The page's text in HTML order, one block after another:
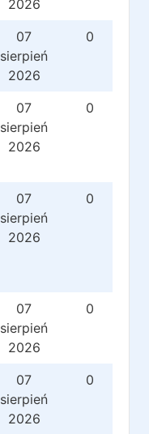
2026
07
sierpień
2026
0
07
sierpień
2026
0
07
sierpień
2026
0
07
sierpień
2026
0
07
sierpień
2026
0